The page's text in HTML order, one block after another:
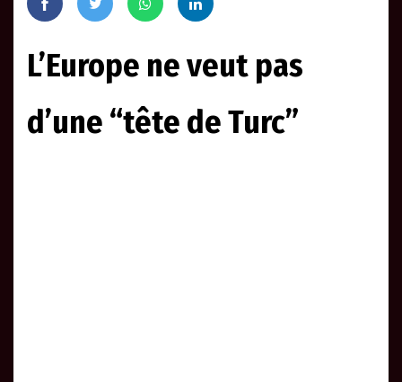
L’Europe ne veut pas
d’une “tête de Turc”